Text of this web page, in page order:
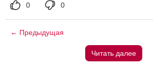
0 0
← Предыдущая
Читать далее